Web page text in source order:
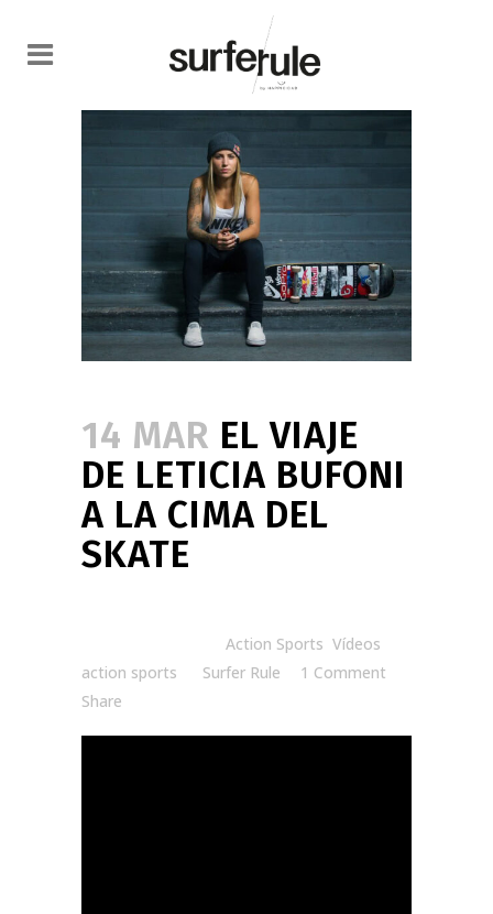
14 MAR EL VIAJE
DE LETICIA BUFONI
A LA CIMA DEL
SKATE
Action Sports Vídeos
action sports
Surfer Rule
1 Comment
Share